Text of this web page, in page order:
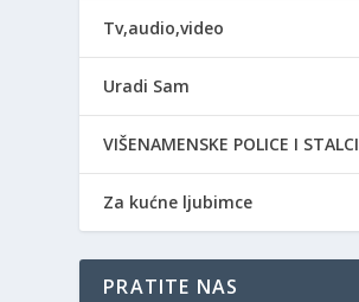
Tv,audio,video
Uradi Sam
VIŠENAMENSKE POLICE I STALCI
Za kućne ljubimce
PRATITE NAS